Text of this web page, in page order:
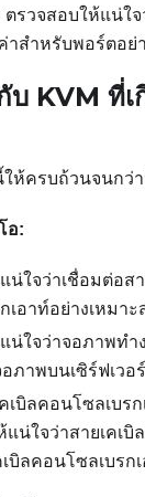
ตรวจสอบให้แน่ใ
าสำหรับพอร์ตอย่
บ KVM ที่เ
ห้ครบถ้วนจนกว่
อ:
น่ใจว่าเชื่อมต่อส
เอาท์อย่างเหมา
น่ใจว่าจอภาพทำ
ภาพบนเซิร์ฟเวอ
เบิลคอนโซลเบร
แน่ใจว่าสายเคเบิ
เบิลคอนโซลเบรก